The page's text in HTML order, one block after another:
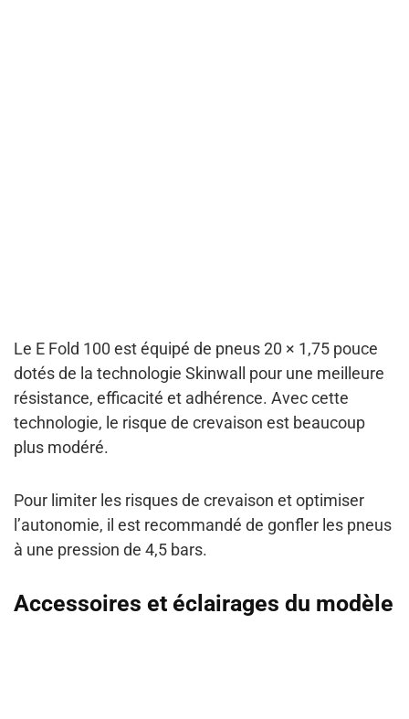
Le E Fold 100 est équipé de pneus 20 × 1,75 pouce
dotés de la technologie Skinwall pour une meilleure
résistance, efficacité et adhérence. Avec cette
technologie, le risque de crevaison est beaucoup
plus modéré.
Pour limiter les risques de crevaison et optimiser
l’autonomie, il est recommandé de gonfler les pneus
à une pression de 4,5 bars.
Accessoires et éclairages du modèle